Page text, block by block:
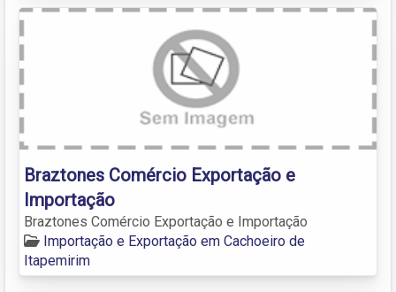
Braztones Comércio Exportação e
Importação
Braztones Comércio Exportação e Importação
Importação e Exportação em Cachoeiro de
Itapemirim